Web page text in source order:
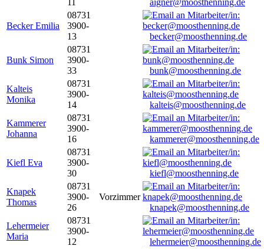
aigner@moosthenning.de
Becker Emilia
08731
3900-
13
becker@moosthenning.de
Bunk Simon
08731
3900-
33
bunk@moosthenning.de
Kalteis
Monika
08731
3900-
14
kalteis@moosthenning.de
Kammerer
Johanna
08731
3900-
16
kammerer@moosthenning.de
Kiefl Eva
08731
3900-
30
kiefl@moosthenning.de
Knapek
Thomas
08731
3900-
26
Vorzimmer
knapek@moosthenning.de
Lehermeier
Maria
08731
3900-
12
lehermeier@moosthenning.de